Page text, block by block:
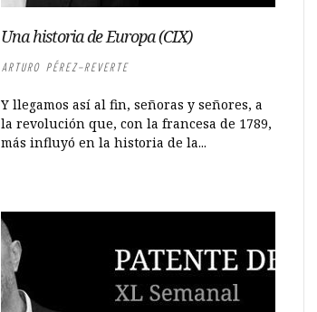
Una historia de Europa (CIX)
ARTURO PÉREZ-REVERTE
Y llegamos así al fin, señoras y señores, a
la revolución que, con la francesa de 1789,
más influyó en la historia de la...